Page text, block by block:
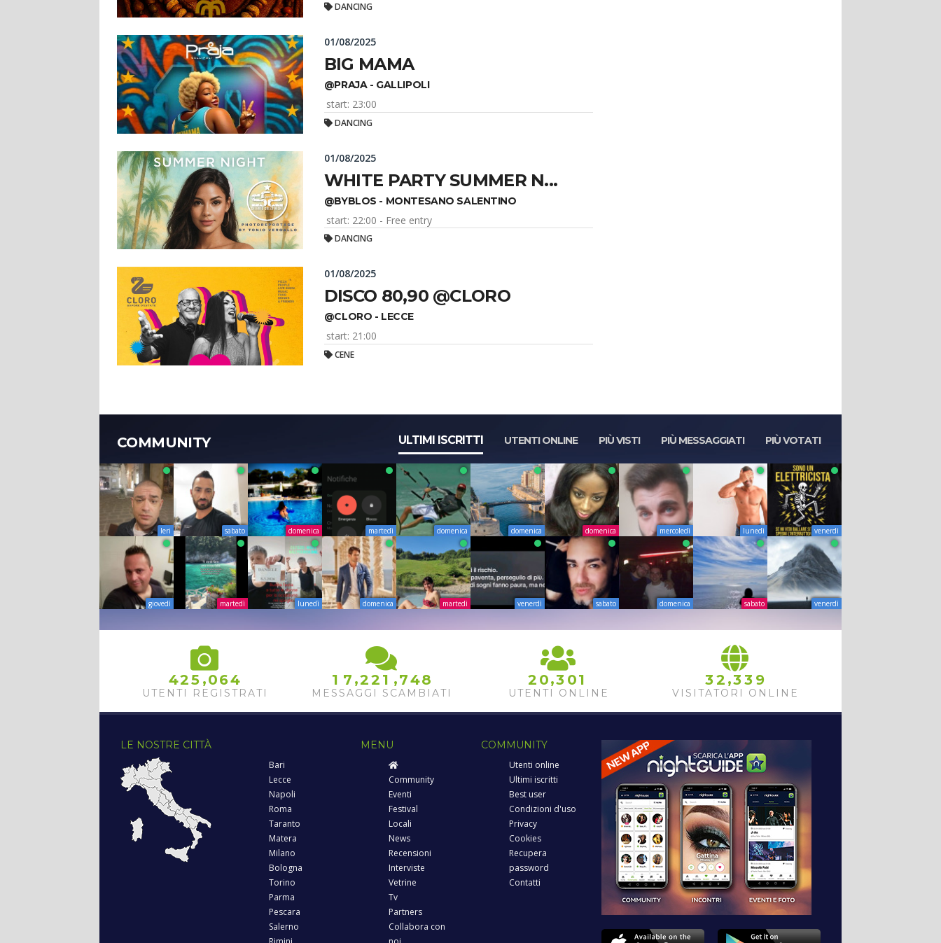
DANCING
01/08/2025
BIG MAMA
@PRAJA - GALLIPOLI
start: 23:00
DANCING
01/08/2025
WHITE PARTY SUMMER N...
@BYBLOS - MONTESANO SALENTINO
start: 22:00 - Free entry
DANCING
01/08/2025
DISCO 80,90 @CLORO
@CLORO - LECCE
start: 21:00
CENE
COMMUNITY ULTIMI ISCRITTI UTENTI ONLINE PIÙ VISTI PIÙ MESSAGGIATI PIÙ VOTATI
Ieri sabato domenica martedì domenica domenica domenica mercoledì lunedì venerdì
giovedì martedì lunedì domenica martedì venerdì sabato domenica sabato venerdì
425 ,064
UTENTI REGISTRATI
1 7 ,22 1 ,748
MESSAGGI SCAMBIATI
2 0,3 01
UTENTI ONLINE
32 ,33 9
VISITATORI ONLINE
LE NOSTRE CITTÀ
Bari
Lecce
Napoli
Roma
Taranto
Matera
Milano
Bologna
Torino
Parma
Pescara
Salerno
MENU
Community
Eventi
Festival
Locali
News
Recensioni
Interviste
Vetrine
Tv
Partners
Collabora con
COMMUNITY
Utenti online
Ultimi iscritti
Best user
Condizioni d'uso
Privacy
Cookies
Recupera
password
Contatti